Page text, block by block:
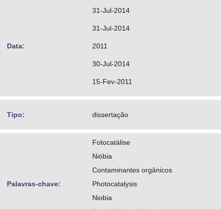
Data:
31-Jul-2014
31-Jul-2014
2011
30-Jul-2014
15-Fev-2011
Tipo: dissertação
Palavras-chave:
Fotocatálise
Nióbia
Contaminantes orgânicos
Photocatalysis
Niobia